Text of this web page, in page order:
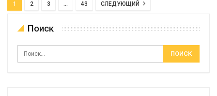
1 2 3 … 43 СЛЕДУЮЩИЙ
Поиск